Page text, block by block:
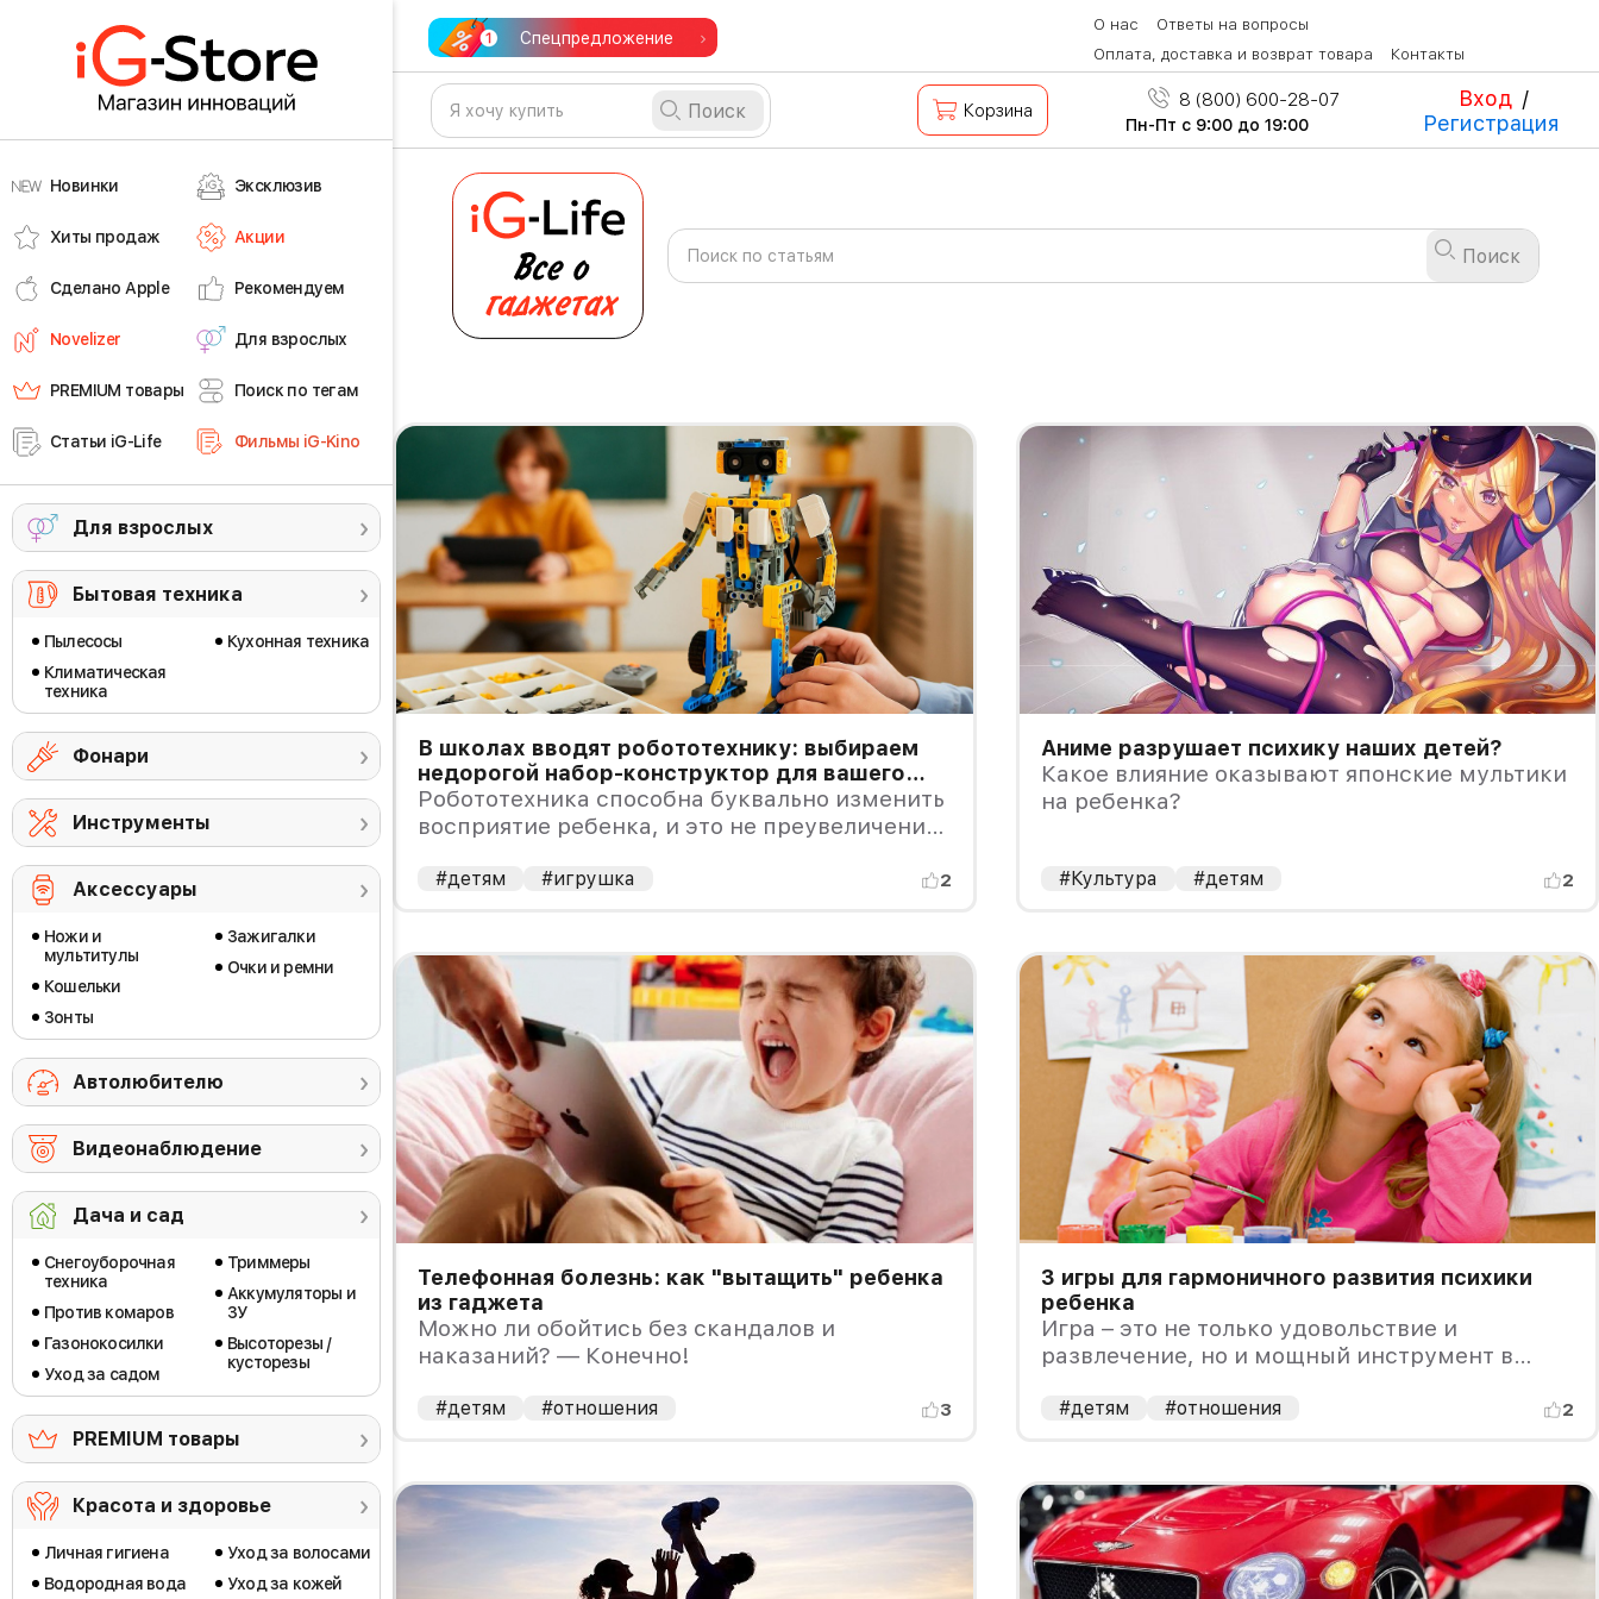
Новинки Эксклюзив
Хиты продаж Акции
Сделано Apple Рекомендуем
Novelizer Для взрослых
PREMIUM товары Поиск по тегам
Статьи iG-Life Фильмы iG-Kino
Для взрослых
Бытовая техника
Пылесосы
Климатическая
техника
Кухонная техника
Фонари
Инструменты
Аксессуары
Ножи и
мультитулы
Кошельки
Зонты
Зажигалки
Очки и ремни
Автолюбителю
Видеонаблюдение
Дача и сад
Снегоуборочная
техника
Против комаров
Газонокосилки
Уход за садом
Триммеры
Аккумуляторы и
ЗУ
Высоторезы /
кусторезы
PREMIUM товары
Красота и здоровье
Личная гигиена
Водородная вода
Уход за волосами
Уход за кожей
Спецпредложение
О нас
Ответы на вопросы
Оплата, доставка и возврат товара
Контакты
Поиск Корзина 8 (800) 600-28-07
Пн-Пт с 9:00 до 19:00
Вход /
Регистрация
Поиск
В школах вводят робототехнику: выбираем
недорогой набор-конструктор для вашего
ребенка
Робототехника способна буквально изменить
восприятие ребенка, и это не преувеличение,
#детям #игрушка 2
Аниме разрушает психику наших детей?
Какое влияние оказывают японские мультики
на ребенка?
#Культура #детям 2
Телефонная болезнь: как "вытащить" ребенка
из гаджета
Можно ли обойтись без скандалов и
наказаний? — Конечно!
#детям #отношения 3
3 игры для гармоничного развития психики
ребенка
Игра – это не только удовольствие и
развлечение, но и мощный инструмент в
#детям #отношения 2